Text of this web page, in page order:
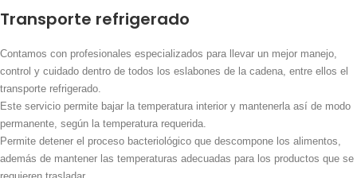
Transporte refrigerado
Contamos con profesionales especializados para llevar un mejor manejo,
control y cuidado dentro de todos los eslabones de la cadena, entre ellos el
transporte refrigerado.
Este servicio permite bajar la temperatura interior y mantenerla así de modo
permanente, según la temperatura requerida.
Permite detener el proceso bacteriológico que descompone los alimentos,
además de mantener las temperaturas adecuadas para los productos que se